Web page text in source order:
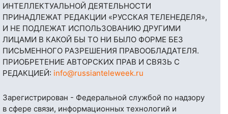
ИНТЕЛЛЕКТУАЛЬНОЙ ДЕЯТЕЛЬНОСТИ
ПРИНАДЛЕЖАТ РЕДАКЦИИ «РУССКАЯ ТЕЛЕНЕДЕЛЯ»,
И НЕ ПОДЛЕЖАТ ИСПОЛЬЗОВАНИЮ ДРУГИМИ
ЛИЦАМИ В КАКОЙ БЫ ТО НИ БЫЛО ФОРМЕ БЕЗ
ПИСЬМЕННОГО РАЗРЕШЕНИЯ ПРАВООБЛАДАТЕЛЯ.
ПРИОБРЕТЕНИЕ АВТОРСКИХ ПРАВ И СВЯЗЬ С
РЕДАКЦИЕЙ: info@russianteleweek.ru
Зарегистрирован - Федеральной службой по надзору
в сфере связи, информационных технологий и